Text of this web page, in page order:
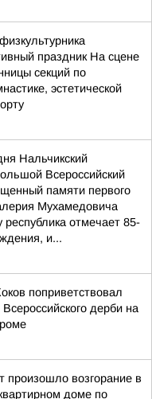
праздник На сцене
секций по
эстетической
Нальчикский
Всероссийский
памяти первого
Мухамедовича
республика отмечает 85-
и...
поприветствовал
Всероссийского дерби на
произошло возгорание в
доме по